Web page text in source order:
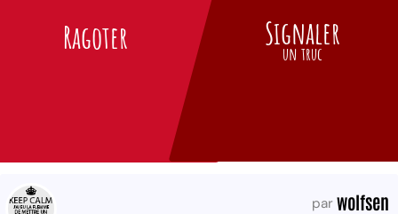
Ragoter Signaler
un truc
par wolfsen